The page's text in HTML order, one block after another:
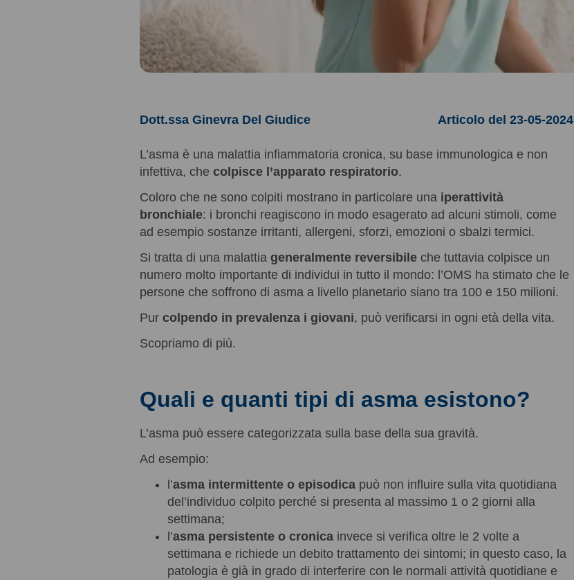
Dott.ssa Ginevra Del Giudice Articolo del 23-05-2024
L’asma è una malattia infiammatoria cronica, su base immunologica e non
infettiva, che colpisce l’apparato respiratorio.
Coloro che ne sono colpiti mostrano in particolare una iperattività
bronchiale: i bronchi reagiscono in modo esagerato ad alcuni stimoli, come
ad esempio sostanze irritanti, allergeni, sforzi, emozioni o sbalzi termici.
Si tratta di una malattia generalmente reversibile che tuttavia colpisce un
numero molto importante di individui in tutto il mondo: l’OMS ha stimato che le
persone che soffrono di asma a livello planetario siano tra 100 e 150 milioni.
Pur colpendo in prevalenza i giovani, può verificarsi in ogni età della vita.
Scopriamo di più.
Quali e quanti tipi di asma esistono?
L’asma può essere categorizzata sulla base della sua gravità.
Ad esempio:
l’asma intermittente o episodica può non influire sulla vita quotidiana
del’individuo colpito perché si presenta al massimo 1 o 2 giorni alla
settimana;
l’asma persistente o cronica invece si verifica oltre le 2 volte a
settimana e richiede un debito trattamento dei sintomi; in questo caso, la
patologia è già in grado di interferire con le normali attività quotidiane e